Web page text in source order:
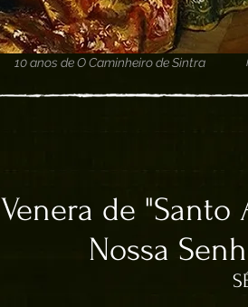
10 anos de O Caminheiro de Sintra
Venera de "Santo
Nossa